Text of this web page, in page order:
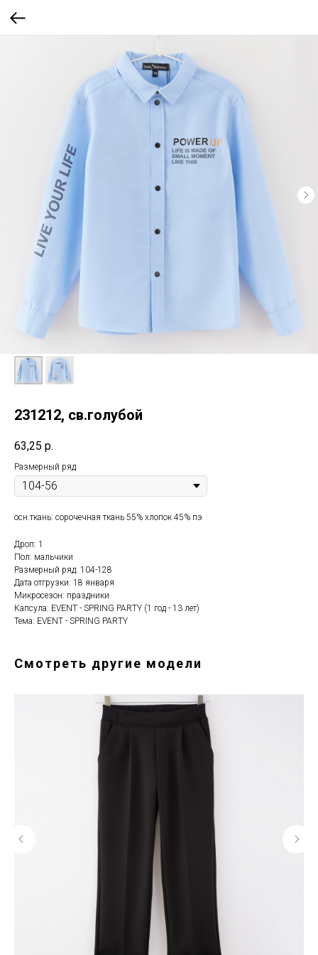
231212, св.голубой
63,25 р.
Размерный ряд
осн.ткань: сорочечная ткань 55% хлопок 45% пэ
Дроп: 1
Пол: мальчики
Размерный ряд: 104-128
Дата отгрузки: 18 января
Микросезон: праздники
Капсула: EVENT - SPRING PARTY (1 год - 13 лет)
Тема: EVENT - SPRING PARTY
Смотреть другие модели